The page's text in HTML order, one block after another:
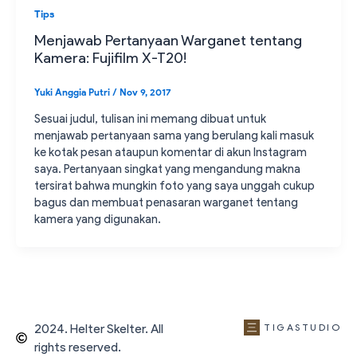
Tips
Menjawab Pertanyaan Warganet tentang
Kamera: Fujifilm X-T20!
Yuki Anggia Putri/ Nov 9, 2017
Sesuai judul, tulisan ini memang dibuat untuk
menjawab pertanyaan sama yang berulang kali masuk
ke kotak pesan ataupun komentar di akun Instagram
saya. Pertanyaan singkat yang mengandung makna
tersirat bahwa mungkin foto yang saya unggah cukup
bagus dan membuat penasaran warganet tentang
kamera yang digunakan.
2024. Helter Skelter. All
rights reserved.
TIGASTUDIO